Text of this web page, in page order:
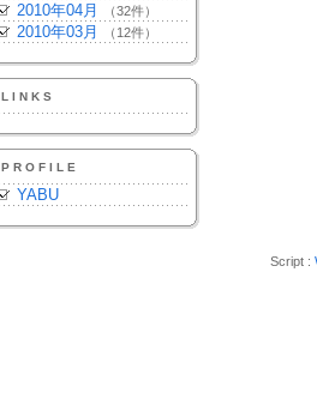
2010年04月 （32件）
2010年03月 （12件）
LINKS
PROFILE
YABU
Script :